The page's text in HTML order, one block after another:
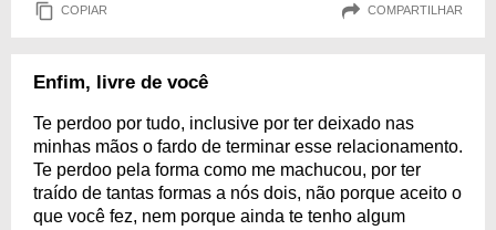
COPIAR COMPARTILHAR
Enfim, livre de você
Te perdoo por tudo, inclusive por ter deixado nas
minhas mãos o fardo de terminar esse relacionamento.
Te perdoo pela forma como me machucou, por ter
traído de tantas formas a nós dois, não porque aceito o
que você fez, nem porque ainda te tenho algum